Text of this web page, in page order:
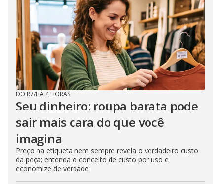
i
d
e
o
DO R7/HÁ 4 HORAS
Seu dinheiro: roupa barata pode
sair mais cara do que você
imagina
Preço na etiqueta nem sempre revela o verdadeiro custo
da peça; entenda o conceito de custo por uso e
economize de verdade